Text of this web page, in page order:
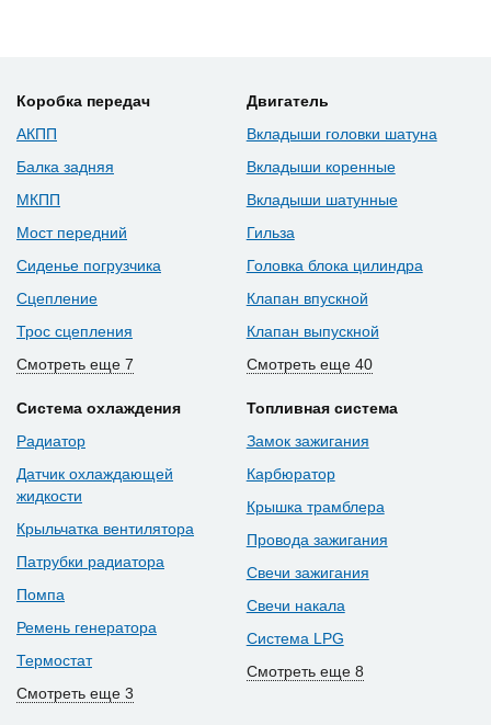
Коробка передач
АКПП
Балка задняя
МКПП
Мост передний
Сиденье погрузчика
Сцепление
Трос сцепления
Смотреть еще 7
Двигатель
Вкладыши головки шатуна
Вкладыши коренные
Вкладыши шатунные
Гильза
Головка блока цилиндра
Клапан впускной
Клапан выпускной
Смотреть еще 40
Система охлаждения
Радиатор
Датчик охлаждающей
жидкости
Крыльчатка вентилятора
Патрубки радиатора
Помпа
Ремень генератора
Термостат
Смотреть еще 3
Топливная система
Замок зажигания
Карбюратор
Крышка трамблера
Провода зажигания
Свечи зажигания
Свечи накала
Система LPG
Смотреть еще 8